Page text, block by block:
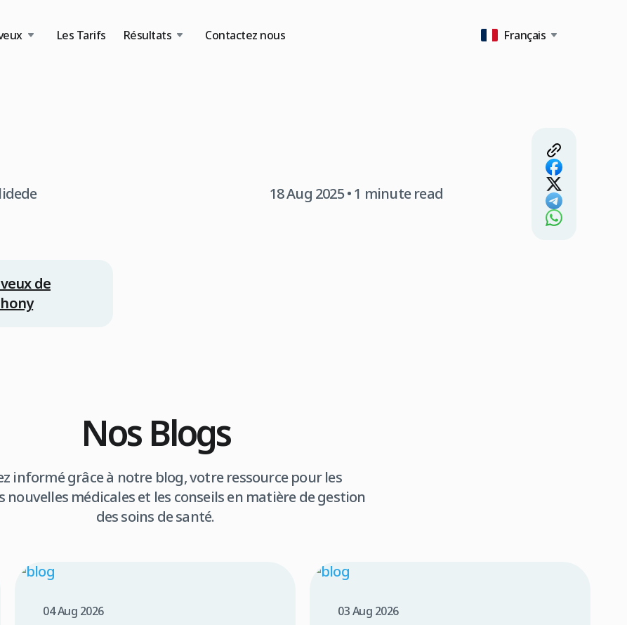
Les Tarifs Résultats Contactez nous Français
18 Aug 2025• 1 minute read
de
Nos Blogs
informé grâce à notre blog, votre ressource pour les
nouvelles médicales et les conseils en matière de gestion
des soins de santé.
04 Aug 2026 03 Aug 2026